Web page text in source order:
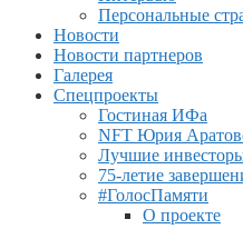
Персональные
Новости
Новости партнеров
Галерея
Спецпроекты
Гостиная ИФа
NFT Юрия
Лучшие
75-летие
#ГолосПамяти
О проекте